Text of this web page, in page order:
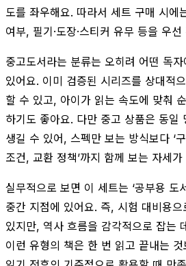
도를 좌우해요. 따라서 세트 구매 시에
여부, 필기·도장·스티커 유무 등을 우
중고도서라는 분류는 오히려 어떤 독
있어요. 이미 검증된 시리즈를 상대적
할 수 있고, 아이가 읽는 속도에 맞춰
하기도 좋아요. 다만 중고 상품은 동일
생길 수 있어, 스펙만 보는 방식보다 ‘
조건, 교환 정책’까지 함께 보는 자세가
실무적으로 보면 이 세트는 ‘공부용 도
중간 지점에 있어요. 즉, 시험 대비용
있지만, 역사 흐름을 감각적으로 잡는
이런 유형의 책은 한 번 읽고 끝내는